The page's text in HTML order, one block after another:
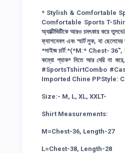
* Stylish & Comfortable
Comfortable Sports T-Shirt 5
অ্যাক্টিভিটিকে আরও চমৎকার
ফ্যাশনেবল এবং স্মার্ট লুক, যা
*সাইজ চার্ট:*(*M:* Chest-
কম্বো প্যাক* নিতে আর দেরি না
#SportsTshirtCombo
Imported Chine PPStyle:
Size:- M, L, XL, XXLT-
Shirt Measurements:
M=Chest-36, Length-27
L=Chest-38, Length-28